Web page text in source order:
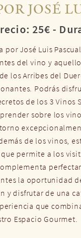
JOSÉ
25€ -
José Luis
del vino y
los Arribes del
Podrás
de los 3 Vinos
sobre los
de los vinos,
permite a los
la oportunidad
y disfrutar de una
que
Espacio Gourmet.